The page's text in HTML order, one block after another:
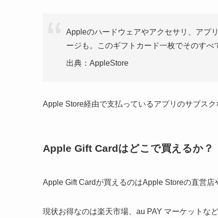
Appleのハードウェアやアクセサリ、アプ
ージも。このギフトカード一枚でそのす
出典：AppleStore
Apple Store経由で支払っているアプリのサブス
Apple Gift Cardはどこで買えるか？
Apple Gift Cardが買えるのはApple Storeの直営
現状お得なのは楽天市場、au PAY マーケットな